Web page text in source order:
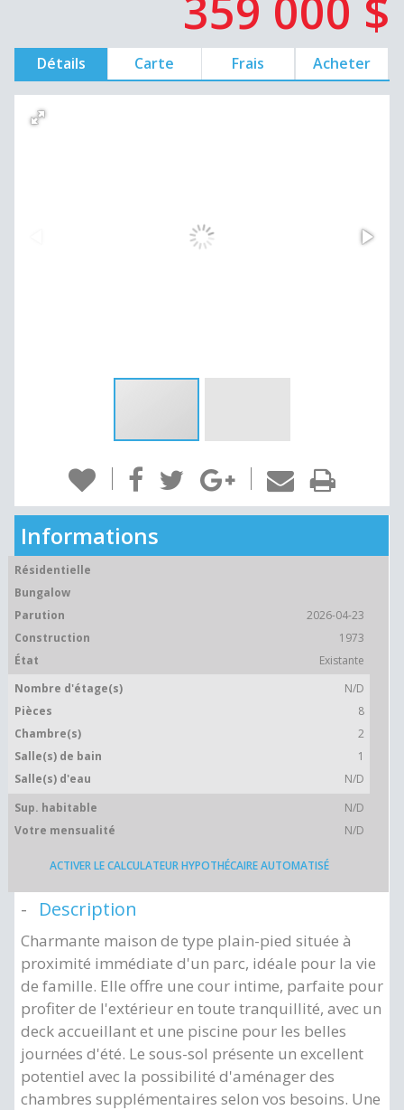
Détails Carte Frais Acheter
Informations
Résidentielle
Bungalow
Parution
2026-04-23
Construction
1973
État
Existante
Nombre d'étage(s)
N/D
Pièces
8
Chambre(s)
2
Salle(s) de bain
1
Salle(s) d'eau
N/D
Sup. habitable
N/D
Votre mensualité
N/D
ACTIVER LE CALCULATEUR HYPOTHÉCAIRE AUTOMATISÉ
Description
Charmante maison de type plain-pied située à
proximité immédiate d'un parc, idéale pour la vie
de famille. Elle offre une cour intime, parfaite pour
profiter de l'extérieur en toute tranquillité, avec un
deck accueillant et une piscine pour les belles
journées d'été. Le sous-sol présente un excellent
potentiel avec la possibilité d'aménager des
chambres supplémentaires selon vos besoins. Une